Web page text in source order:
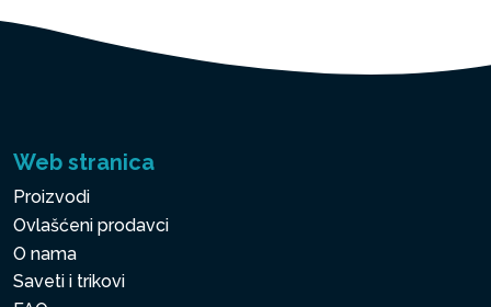
Web stranica
Proizvodi
Ovlašćeni prodavci
O nama
Saveti i trikovi